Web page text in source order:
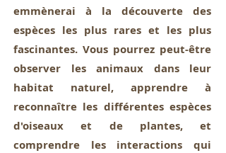
emmènerai à la découverte des
espèces les plus rares et les plus
fascinantes. Vous pourrez peut-être
observer les animaux dans leur
habitat naturel, apprendre à
reconnaître les différentes espèces
d'oiseaux et de plantes, et
comprendre les interactions qui